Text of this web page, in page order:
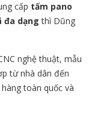
cấp tấm pano
dạng thì Dũng
nghệ thuật, mẫu
từ nhà dân đến
toàn quốc và